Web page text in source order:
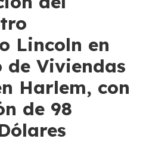
Lincoln en
de Viviendas
Harlem, con
de 98